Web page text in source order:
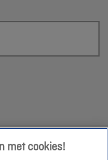
met cookies!